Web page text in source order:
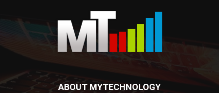
ABOUT MYTECHNOLOGY